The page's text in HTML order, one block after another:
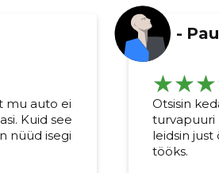
mu auto ei
Kuid see
nüüd isegi
-
Otsisin
turvapuuri
leidsin
tööks.